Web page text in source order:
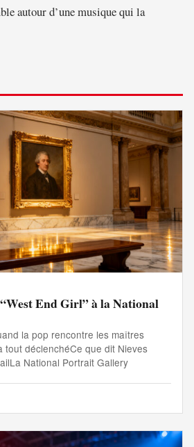
autour d’une musique qui la
End Girl” à la National
la pop rencontre les maîtres
tout déclenchéCe que dit Nieves
National Portrait Gallery